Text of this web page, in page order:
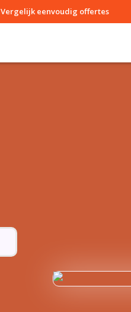
Vergelijk eenvoudig offertes